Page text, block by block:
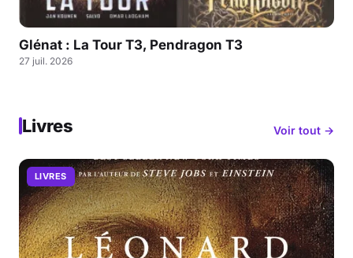
Glénat : La Tour T3, Pendragon T3
27 juil. 2026
Livres Voir tout →
LIVRES